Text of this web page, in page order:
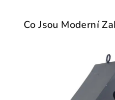
Co Jsou Moderní